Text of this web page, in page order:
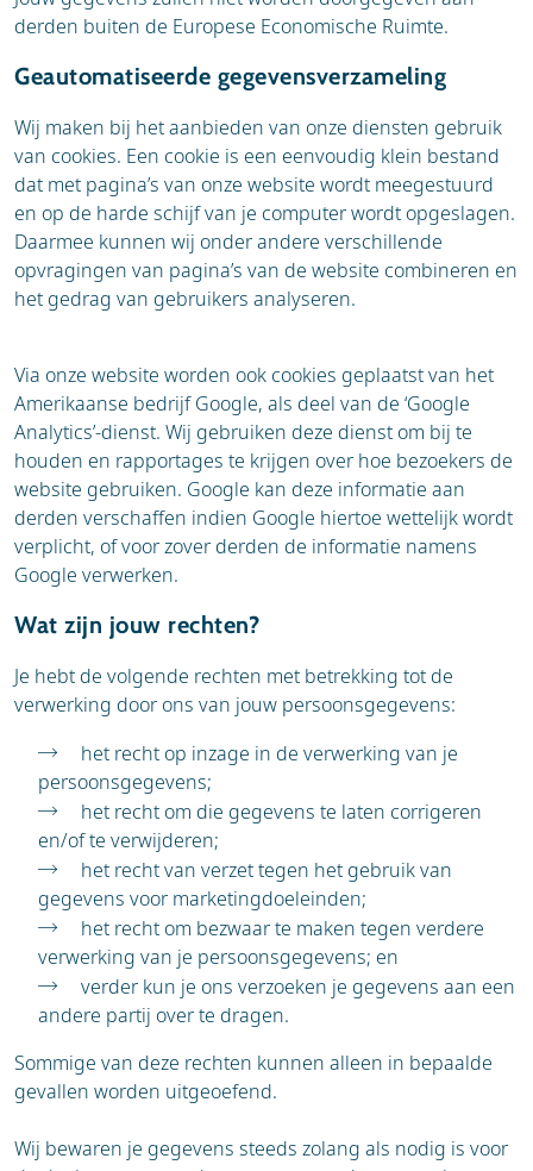
derden buiten de Europese Economische Ruimte.
Geautomatiseerde gegevensverzameling
Wij maken bij het aanbieden van onze diensten gebruik
van cookies. Een cookie is een eenvoudig klein bestand
dat met pagina’s van onze website wordt meegestuurd
en op de harde schijf van je computer wordt opgeslagen.
Daarmee kunnen wij onder andere verschillende
opvragingen van pagina’s van de website combineren en
het gedrag van gebruikers analyseren.
Via onze website worden ook cookies geplaatst van het
Amerikaanse bedrijf Google, als deel van de ‘Google
Analytics’-dienst. Wij gebruiken deze dienst om bij te
houden en rapportages te krijgen over hoe bezoekers de
website gebruiken. Google kan deze informatie aan
derden verschaffen indien Google hiertoe wettelijk wordt
verplicht, of voor zover derden de informatie namens
Google verwerken.
Wat zijn jouw rechten?
Je hebt de volgende rechten met betrekking tot de
verwerking door ons van jouw persoonsgegevens:
het recht op inzage in de verwerking van je
persoonsgegevens;
het recht om die gegevens te laten corrigeren
en/of te verwijderen;
het recht van verzet tegen het gebruik van
gegevens voor marketingdoeleinden;
het recht om bezwaar te maken tegen verdere
verwerking van je persoonsgegevens; en
verder kun je ons verzoeken je gegevens aan een
andere partij over te dragen.
Sommige van deze rechten kunnen alleen in bepaalde
gevallen worden uitgeoefend.
Wij bewaren je gegevens steeds zolang als nodig is voor